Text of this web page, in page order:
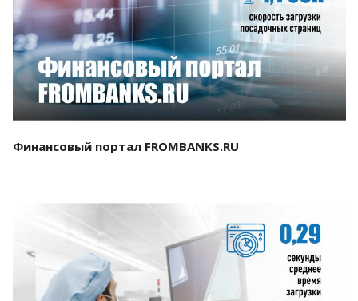
Смотреть проект
Финансовый портал FROMBANKS.RU